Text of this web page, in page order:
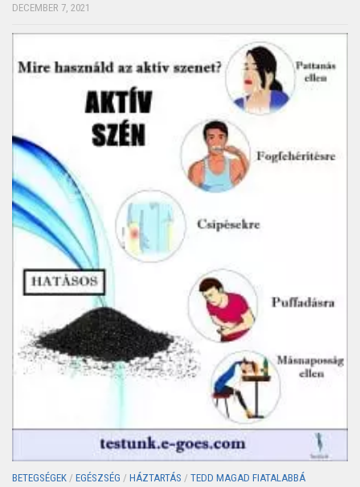
DECEMBER 7, 2021
BETEGSÉGEK / EGÉSZSÉG / HÁZTARTÁS / TEDD MAGAD FIATALABBÁ